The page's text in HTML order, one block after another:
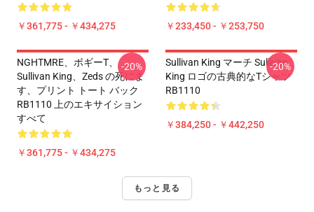
￥361,775 - ￥434,275 ￥233,450 - ￥253,750
NGHTMRE、ボギーT、
Sullivan King、Zeds の死にま
す、プリント トート バック
RB1110 上のエキサイション
すべて
￥361,775 - ￥434,275
-20%
Sullivan King マーチ Sullivan
King ロゴの古典的なTシャツ
RB1110
￥384,250 - ￥442,250
-20%
もっと見る